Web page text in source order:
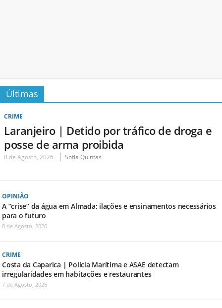
Últimas
CRIME
Laranjeiro | Detido por tráfico de droga e
posse de arma proibida
8 de Agosto, 2026 Sofia Quintas
OPINIÃO
A “crise” da água em Almada: ilações e ensinamentos necessários
para o futuro
8 de Agosto, 2026
CRIME
Costa da Caparica | Polícia Marítima e ASAE detectam
irregularidades em habitações e restaurantes
7 de Agosto, 2026